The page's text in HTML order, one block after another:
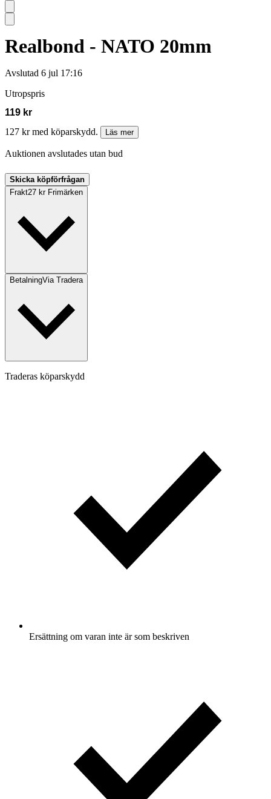
Realbond - NATO 20mm
Avslutad 6 jul 17:16
Utropspris
119 kr
127 kr med köparskydd.
Läs mer
Auktionen avslutades utan bud
Skicka köpförfrågan
Frakt27 kr Frimärken
BetalningVia Tradera
Traderas köparskydd
Ersättning om varan inte är som beskriven